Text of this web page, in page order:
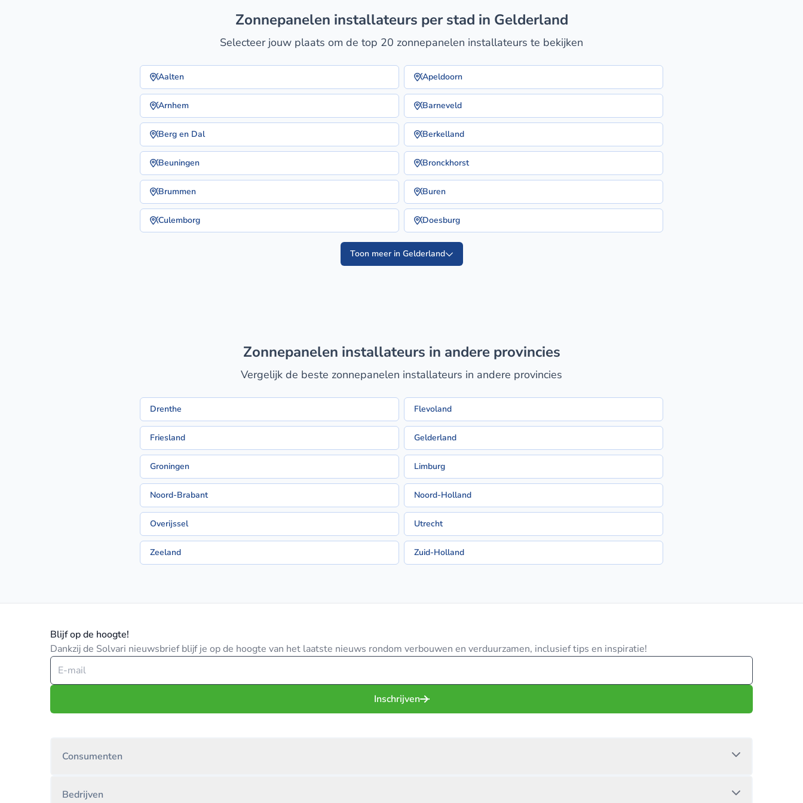
zonnepanelen installateurs per stad in Gelderland
Selecteer jouw plaats om de top 20 zonnepanelen installateurs te bekijken
Aalten Apeldoorn
Arnhem Barneveld
Berg en Dal Berkelland
Beuningen Bronckhorst
Brummen Buren
Culemborg Doesburg
Toon meer in Gelderland
zonnepanelen installateurs in andere provincies
Vergelijk de beste zonnepanelen installateurs in andere provincies
Drenthe Flevoland
Friesland Gelderland
Groningen Limburg
Noord-Brabant Noord-Holland
Overijssel Utrecht
Zeeland Zuid-Holland
Blijf op de hoogte!
Dankzij de Solvari nieuwsbrief blijf je op de hoogte van het laatste nieuws rondom verbouwen en verduurzamen, inclusief tips en inspiratie!
Inschrijven
Consumenten
Bedrijven